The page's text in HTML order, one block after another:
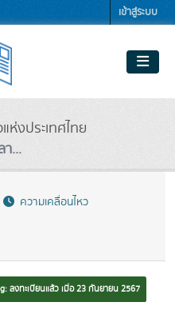
เข้าสู่ระบบ
ห่งประเทศไทย
...
ความเคลื่อนไหว
ลงทะเบียนแล้ว เมื่อ 23 กันยายน 2567